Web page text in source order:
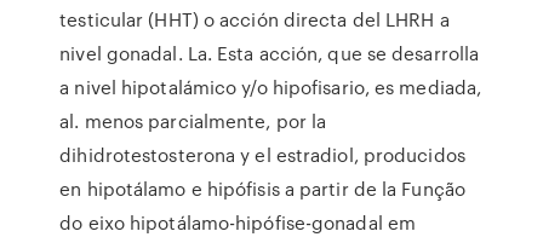
testicular (HHT) o acción directa del LHRH a
nivel gonadal. La. Esta acción, que se desarrolla
a nivel hipotalámico y/o hipofisario, es mediada,
al. menos parcialmente, por la
dihidrotestosterona y el estradiol, producidos
en hipotálamo e hipófisis a partir de la Função
do eixo hipotálamo-hipófise-gonadal em